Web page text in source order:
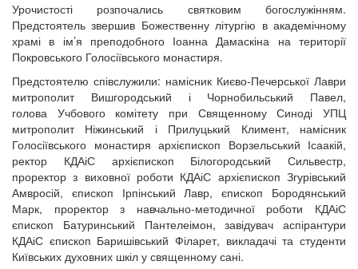
онлайн трансляції
12 сентября 2015Название трансляции
12 сентября 2015Название трансляции
12 сентября 2015Название трансляции
12 сентября 2015Название трансляции
12 сентября 2015Название трансляции
12 сентября 2015Название трансляции
12 сентября 2015Название трансляции
12 сентября 2015Название трансляции
Перейти до архіву
Урочистості розпочались святковим богослужінням.
Предстоятель звершив Божественну літургію в академічному
храмі в ім’я преподобного Іоанна Дамаскіна на території
Покровського Голосіївського монастиря.
Предстоятелю співслужили: намісник Києво-Печерської Лаври
митрополит Вишгородський і Чорнобильський Павел,
голова Учбового комітету при Священному Синоді УПЦ
митрополит Ніжинський і Прилуцький Климент, намісник
Голосіївського монастиря архієпископ Ворзельський Ісаакій,
ректор КДАіС архієпископ Білогородський Сильвестр,
проректор з виховної роботи КДАіС архієпископ Згурівський
Амвросій, єпископ Ірпінський Лавр, єпископ Бородянський
Марк, проректор з навчально-методичної роботи КДАіС
єпископ Батуринський Пантелеімон, завідувач аспірантури
КДАіС єпископ Баришівський Філарет, викладачі та студенти
Київських духовних шкіл у священному сані.